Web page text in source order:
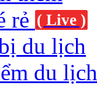
rẻ ( Live )
du lịch
du lịch